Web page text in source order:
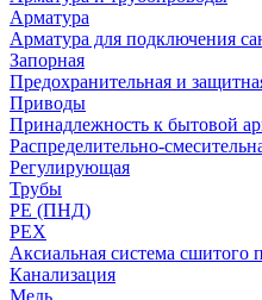
Арматура
Арматура для подключения
Запорная
Предохранительная и
Приводы
Принадлежность к бытовой
Распределительно-
Регулирующая
Трубы
PE (ПНД)
PEX
Аксиальная система сшитого
Канализация
Медь